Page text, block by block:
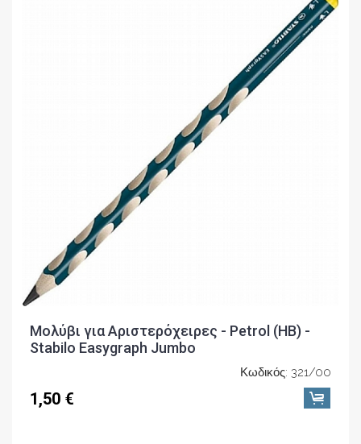
Μολύβι για Αριστερόχειρες - Petrol (ΗΒ) -
Stabilo Easygraph Jumbo
Κωδικός: 321/00
1,50 €